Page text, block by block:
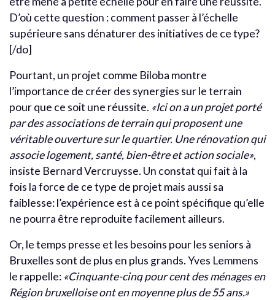
D’où cette question : comment passer à l’échelle
supérieure sans dénaturer des initiatives de ce type?
[/do]
Pourtant, un projet comme Biloba montre
l’importance de créer des synergies sur le terrain
pour que ce soit une réussite. «Ici on a un projet porté
par des associations de terrain qui proposent une
véritable ouverture sur le quartier. Une rénovation qui
associe logement, santé, bien-être et action sociale»,
insiste Bernard Vercruysse. Un constat qui fait à la
fois la force de ce type de projet mais aussi sa
faiblesse: l’expérience est à ce point spécifique qu’elle
ne pourra être reproduite facilement ailleurs.
Or, le temps presse et les besoins pour les seniors à
Bruxelles sont de plus en plus grands. Yves Lemmens
le rappelle: «Cinquante-cinq pour cent des ménages en
Région bruxelloise ont en moyenne plus de 55 ans.»